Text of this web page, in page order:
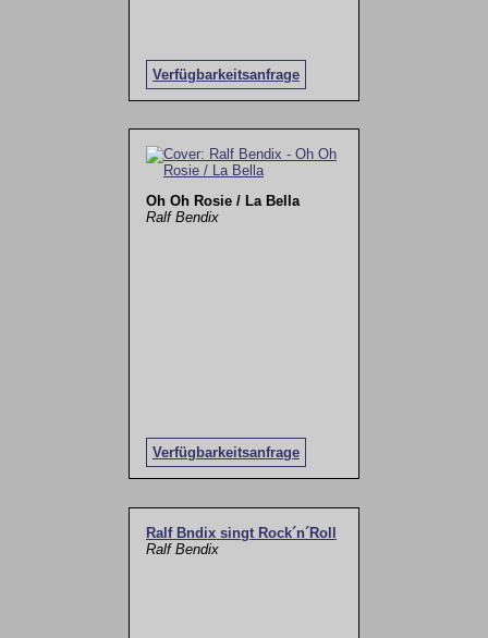
Verfügbarkeitsanfrage
Oh Oh Rosie / La Bella
Ralf Bendix
Verfügbarkeitsanfrage
Ralf Bndix singt Rock´n´Roll
Ralf Bendix